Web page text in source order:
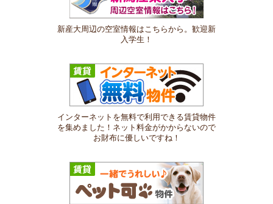
新産大周辺の空室情報はこちらから。歓迎新
入学生！
インターネットを無料で利用できる賃貸物件
を集めました！ネット料金がかからないので
お財布に優しいですね！